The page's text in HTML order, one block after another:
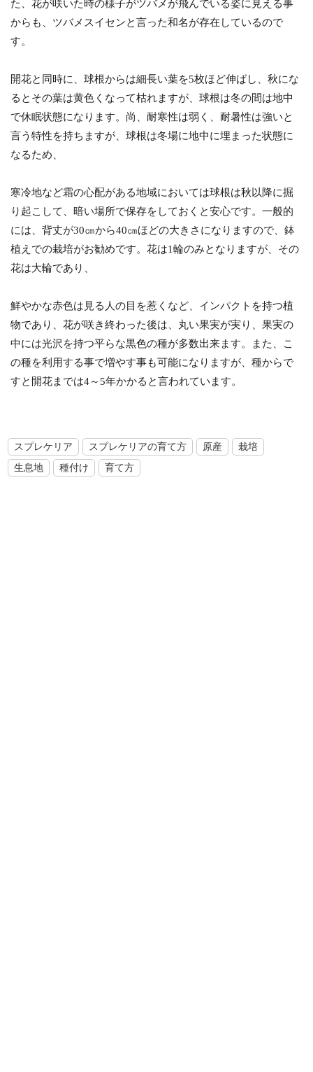
た、花が咲いた時の様子がツバメが飛んでいる姿に見える事
からも、ツバメスイセンと言った和名が存在しているので
す。
開花と同時に、球根からは細長い葉を5枚ほど伸ばし、秋にな
るとその葉は黄色くなって枯れますが、球根は冬の間は地中
で休眠状態になります。尚、耐寒性は弱く、耐暑性は強いと
言う特性を持ちますが、球根は冬場に地中に埋まった状態に
なるため、
寒冷地など霜の心配がある地域においては球根は秋以降に掘
り起こして、暗い場所で保存をしておくと安心です。一般的
には、背丈が30㎝から40㎝ほどの大きさになりますので、鉢
植えでの栽培がお勧めです。花は1輪のみとなりますが、その
花は大輪であり、
鮮やかな赤色は見る人の目を惹くなど、インパクトを持つ植
物であり、花が咲き終わった後は、丸い果実が実り、果実の
中には光沢を持つ平らな黒色の種が多数出来ます。また、こ
の種を利用する事で増やす事も可能になりますが、種からで
すと開花までは4～5年かかると言われています。
スプレケリア スプレケリアの育て方 原産
栽培
生息地
種付け 育て方